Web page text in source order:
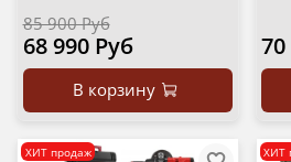
85 900 Руб
68 990 Руб
В корзину
ХИТ продаж ХИТ